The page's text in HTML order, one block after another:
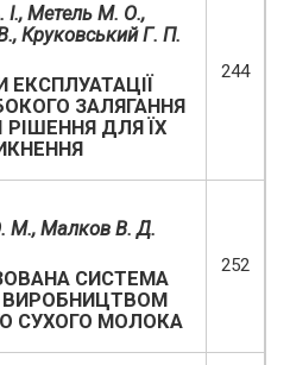
І., Метель М. О.,
Круковський Г. П.
ЗАЛЯГАННЯ
РІШЕННЯ ДЛЯ ЇХ
244
М., Малков В. Д.
СИСТЕМА
ВИРОБНИЦТВОМ
СУХОГО МОЛОКА
252